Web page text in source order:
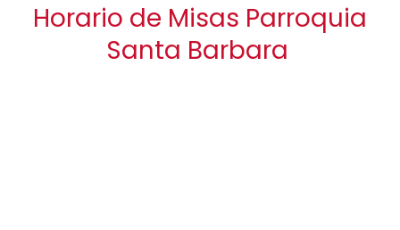
Horario de Misas Parroquia
Santa Barbara